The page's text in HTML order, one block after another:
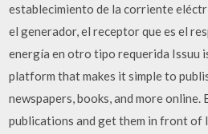
establecimiento de la corriente
el generador, el receptor que es el
energía en otro tipo requerida Issuu
platform that makes it simple to
newspapers, books, and more online.
publications and get them in front of